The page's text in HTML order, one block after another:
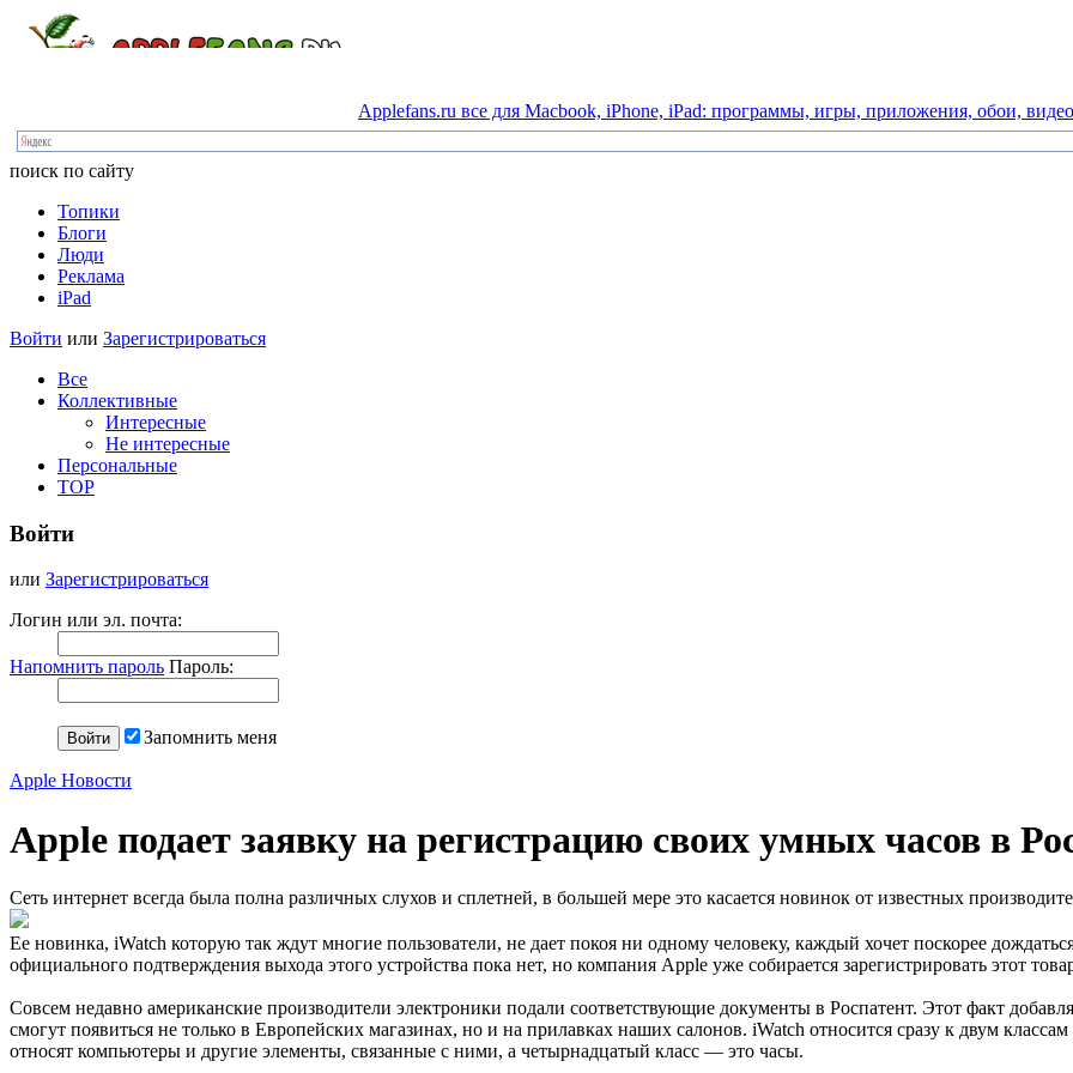
Applefans.ru все для Macbook, iPhone, iPad: программы, игры, приложения, обои, видео
поиск по сайту
Топики
Блоги
Люди
Реклама
iPad
Войти или Зарегистрироваться
Все
Коллективные
Интересные
Не интересные
Персональные
TOP
Войти
или Зарегистрироваться
Логин или эл. почта:
Напомнить пароль Пароль:
Запомнить меня
Apple Новости
Apple подает заявку на регистрацию своих умных часов в
Сеть интернет всегда была полна различных слухов и сплетней, в большей мере это касается новинок от известных
Ее новинка, iWatch которую так ждут многие пользователи, не дает покоя ни одному человеку, каждый хочет поскорее
официального подтверждения выхода этого устройства пока нет, но компания Apple уже собирается зарегистрировать этот
Совсем недавно американские производители электроники подали соответствующие документы в Роспатент. Этот факт
смогут появиться не только в Европейских магазинах, но и на прилавках наших салонов. iWatch относится сразу к двум
относят компьютеры и другие элементы, связанные с ними, а четырнадцатый класс — это часы.